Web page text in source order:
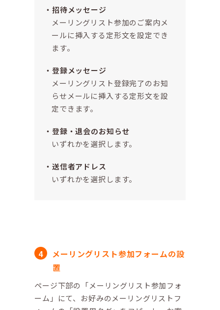
招待メッセージ
メーリングリスト参加のご案内メ
ールに挿入する定形文を設定でき
ます。
登録メッセージ
メーリングリスト登録完了のお知
らせメールに挿入する定形文を設
定できます。
登録・退会のお知らせ
いずれかを選択します。
送信者アドレス
いずれかを選択します。
メーリングリスト参加フォームの設
置
ページ下部の「メーリングリスト参加フォ
ーム」にて、お好みのメーリングリストフ